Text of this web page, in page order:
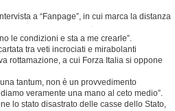
a “Fanpage”, in cui marca la distanza
le condizioni e sta a me crearle”.
tra veti incrociati e mirabolanti
rottamazione, a cui Forza Italia si oppone
tantum, non è un provvedimento
veramente una mano al ceto medio”.
lo stato disastrato delle casse dello Stato,